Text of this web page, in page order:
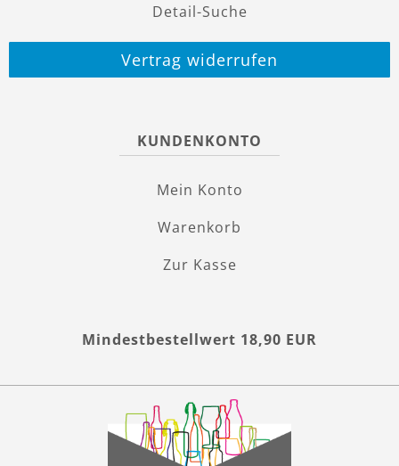
Detail-Suche
Vertrag widerrufen
KUNDENKONTO
Mein Konto
Warenkorb
Zur Kasse
Mindestbestellwert 18,90 EUR